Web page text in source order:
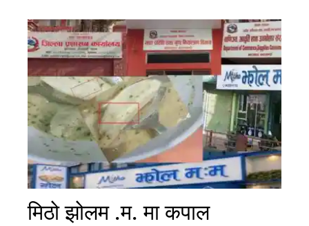
मिठो झोलम .म. मा कपाल